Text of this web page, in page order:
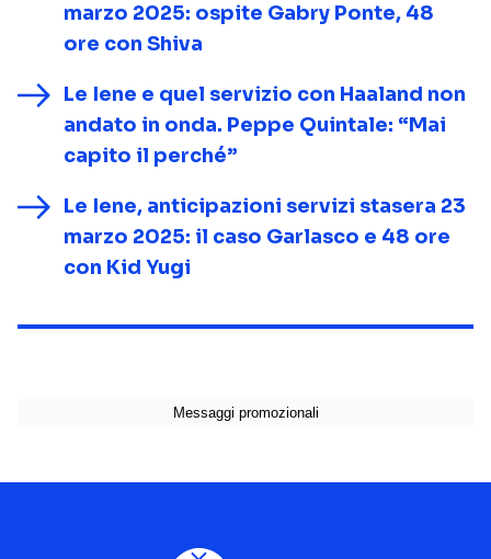
marzo 2025: ospite Gabry Ponte, 48
ore con Shiva
Le Iene e quel servizio con Haaland non
andato in onda. Peppe Quintale: “Mai
capito il perché”
Le Iene, anticipazioni servizi stasera 23
marzo 2025: il caso Garlasco e 48 ore
con Kid Yugi